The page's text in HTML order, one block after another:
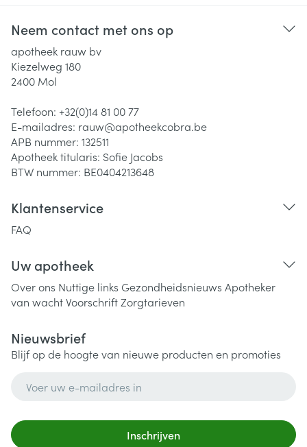
Neem contact met ons op
apotheek rauw bv
Kiezelweg 180
2400 Mol
Telefoon: +32(0)14 81 00 77
E-mailadres: rauw@apotheekcobra.be
APB nummer: 132511
Apotheek titularis: Sofie Jacobs
BTW nummer: BE0404213648
Klantenservice
FAQ
Uw apotheek
Over ons Nuttige links Gezondheidsnieuws Apotheker
van wachtVoorschriftZorgtarieven
Nieuwsbrief
Blijf op de hoogte van nieuwe producten en promoties
Inschrijven